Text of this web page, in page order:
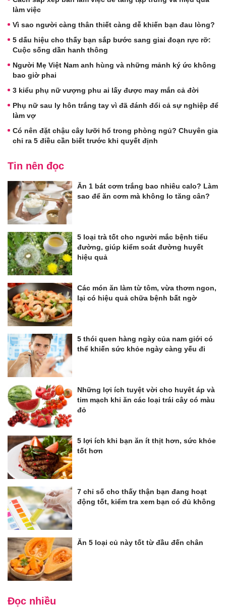
làm việc
Vì sao người càng thân thiết càng dễ khiến bạn đau lòng?
5 dấu hiệu cho thấy bạn sắp bước sang giai đoạn rực rỡ:
Cuộc sống dần hanh thông
Người Mẹ Việt Nam anh hùng và những mảnh ký ức không
bao giờ phai
3 kiểu phụ nữ vượng phu ai lấy được may mắn cả đời
Phụ nữ sau ly hôn trắng tay vì đã đánh đổi cả sự nghiệp để
làm vợ
Có nên đặt chậu cây lưỡi hổ trong phòng ngủ? Chuyên gia
chỉ ra 5 điều cần biết trước khi quyết định
Tin nên đọc
Ăn 1 bát cơm trắng bao nhiêu calo? Làm
sao để ăn cơm mà không lo tăng cân?
5 loại trà tốt cho người mắc bệnh tiểu
đường, giúp kiểm soát đường huyết
hiệu quả
Các món ăn làm từ tôm, vừa thơm ngon,
lại có hiệu quả chữa bệnh bất ngờ
5 thói quen hàng ngày của nam giới có
thể khiến sức khỏe ngày càng yếu đi
Những lợi ích tuyệt vời cho huyêt áp và
tim mạch khi ăn các loại trái cây có màu
đỏ
5 lợi ích khi bạn ăn ít thịt hơn, sức khỏe
tốt hơn
7 chỉ số cho thấy thận bạn đang hoạt
động tốt, kiểm tra xem bạn có đủ không
Ăn 5 loại củ này tốt từ đầu đến chân
Đọc nhiều